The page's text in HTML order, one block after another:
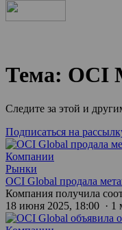
Тема: OCI
Следите за этой и
Подписаться на
Компании
Рынки
OCI Global продала
Компания получила
18 июня 2025, 18:00 · 1